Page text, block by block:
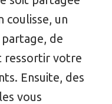
coulisse, un
de
ressortir votre
Ensuite, des
vous